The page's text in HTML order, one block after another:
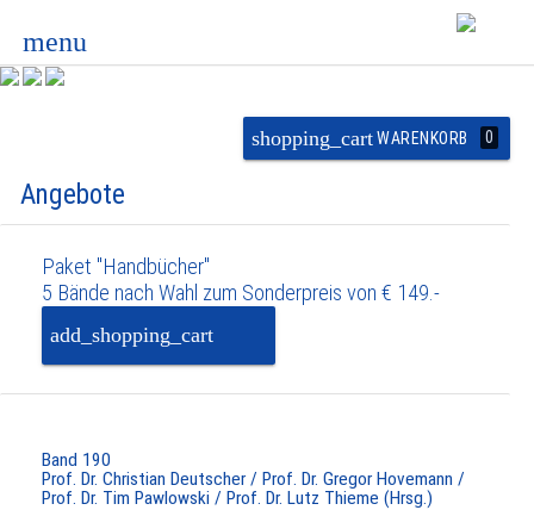
menu
shopping_cartWARENKORB 0
Angebote
Paket "Handbücher"
5 Bände nach Wahl zum Sonderpreis von € 149.-
add_shopping_cart
Band 190
Prof. Dr. Christian Deutscher / Prof. Dr. Gregor Hovemann /
Prof. Dr. Tim Pawlowski / Prof. Dr. Lutz Thieme (Hrsg.)